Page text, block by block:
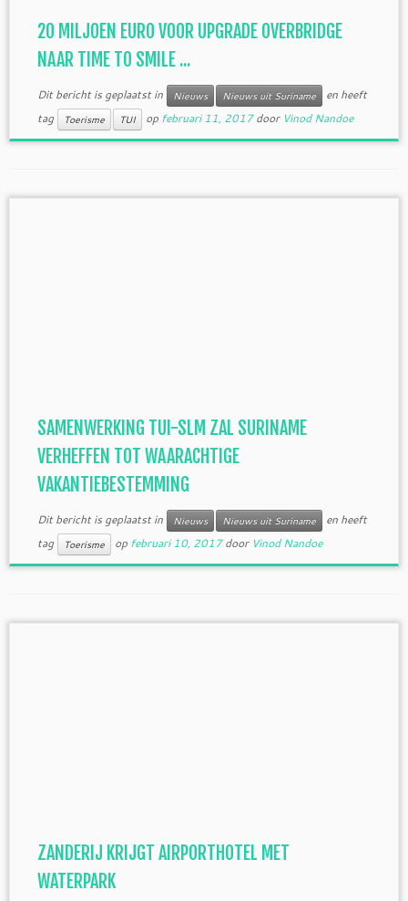
20 MILJOEN EURO VOOR UPGRADE OVERBRIDGE
NAAR TIME TO SMILE ...
Dit bericht is geplaatst in Nieuws Nieuws uit Suriname
en heeft
tag
Toerisme TUI op februari 11, 2017 door Vinod Nandoe
SAMENWERKING TUI-SLM ZAL SURINAME
VERHEFFEN TOT WAARACHTIGE
VAKANTIEBESTEMMING
Dit bericht is geplaatst in Nieuws Nieuws uit Suriname
en heeft
tag
Toerisme op februari 10, 2017 door Vinod Nandoe
ZANDERIJ KRIJGT AIRPORTHOTEL MET
WATERPARK